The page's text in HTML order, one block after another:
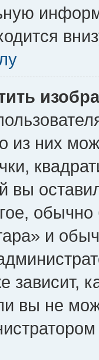
из них
вы
и
зависит,
вы не